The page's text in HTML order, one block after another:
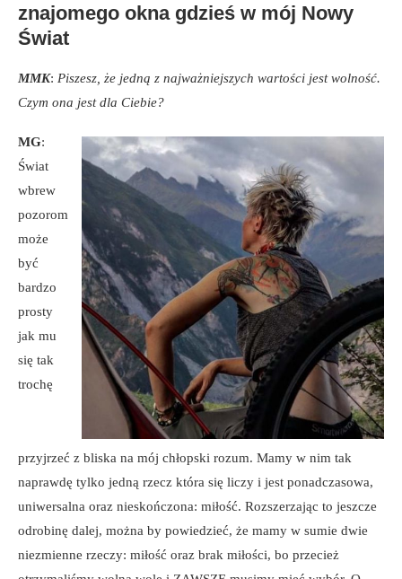
znajomego okna gdzieś w mój Nowy
Świat
MMK: Piszesz, że jedną z najważniejszych wartości jest wolność.
Czym ona jest dla Ciebie?
MG:
Świat
wbrew
pozorom
może
być
bardzo
prosty
jak mu
się tak
trochę
przyjrzeć z bliska na mój chłopski rozum. Mamy w nim tak
naprawdę tylko jedną rzecz która się liczy i jest ponadczasowa,
uniwersalna oraz nieskończona: miłość. Rozszerzając to jeszcze
odrobinę dalej, można by powiedzieć, że mamy w sumie dwie
niezmienne rzeczy: miłość oraz brak miłości, bo przecież